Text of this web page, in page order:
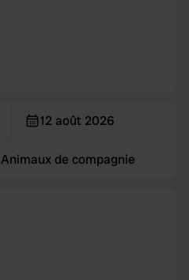
12 août 2026
Animaux de compagnie